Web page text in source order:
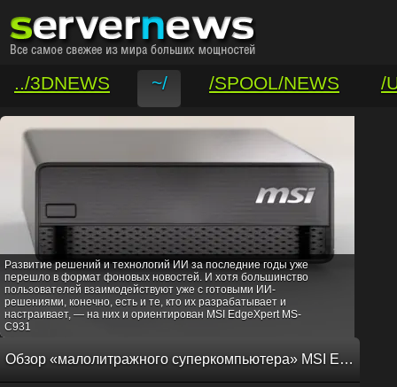
../3DNEWS ~/ /SPOOL/NEWS
/
/VAR/CONTACT
Развитие решений и технологий ИИ за последние годы уже
перешло в формат фоновых новостей. И хотя большинство
пользователей взаимодействуют уже с готовыми ИИ-
решениями, конечно, есть и те, кто их разрабатывает и
настраивает, — на них и ориентирован MSI EdgeXpert MS-
C931
Обзор «малолитражного суперкомпьютера» MSI EdgeXpert MS-C931